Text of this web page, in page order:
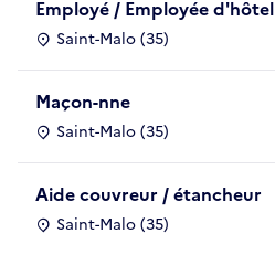
Employé / Employée d'hôtel
Saint-Malo (35)
Maçon-nne
Saint-Malo (35)
Aide couvreur / étancheur
Saint-Malo (35)